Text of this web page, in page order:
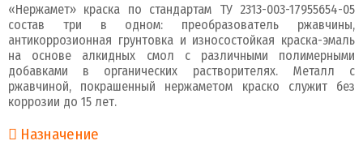
«Нержамет» краска по стандартам ТУ 2313-003-17955654-05
состав три в одном: преобразователь ржавчины,
антикоррозионная грунтовка и износостойкая краска-эмаль
на основе алкидных смол с различными полимерными
добавками в органических растворителях. Металл с
ржавчиной, покрашенный нержаметом краско служит без
коррозии до 15 лет.
Назначение